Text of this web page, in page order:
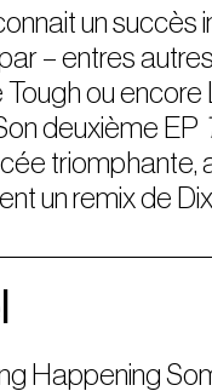
un succès
– entres
Tough ou encore
deuxième EP
triomphante,
un remix de
Happening